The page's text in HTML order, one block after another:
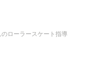
のローラースケート指導